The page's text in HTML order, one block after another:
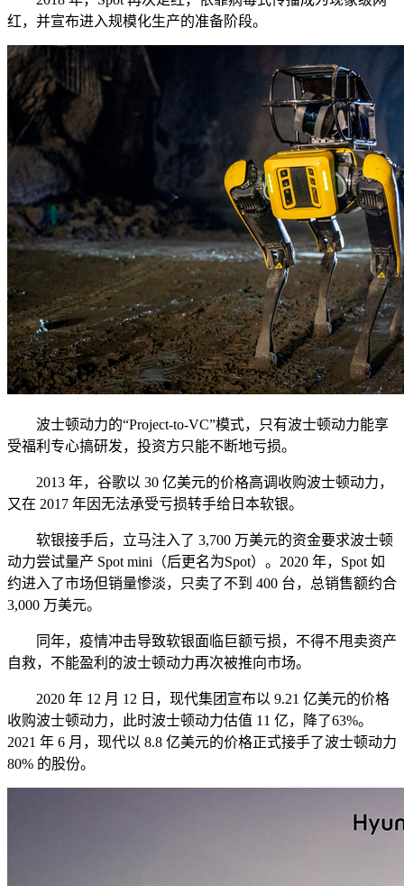
红，并宣布进入规模化生产的准备阶段。
波士顿动力的“Project-to-VC”模式，只有波士顿动力能享
受福利专心搞研发，投资方只能不断地亏损。
2013 年，谷歌以 30 亿美元的价格高调收购波士顿动力，
又在 2017 年因无法承受亏损转手给日本软银。
软银接手后，立马注入了 3,700 万美元的资金要求波士顿
动力尝试量产 Spot mini（后更名为Spot）。2020 年，Spot 如
约进入了市场但销量惨淡，只卖了不到 400 台，总销售额约合
3,000 万美元。
同年，疫情冲击导致软银面临巨额亏损，不得不甩卖资产
自救，不能盈利的波士顿动力再次被推向市场。
2020 年 12 月 12 日，现代集团宣布以 9.21 亿美元的价格
收购波士顿动力，此时波士顿动力估值 11 亿，降了63%。
2021 年 6 月，现代以 8.8 亿美元的价格正式接手了波士顿动力
80% 的股份。